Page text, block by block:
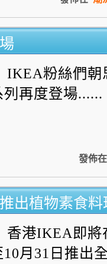
IKEA粉絲們朝
再度登場......
發佈在
出植物素食
香港IKEA即將
10月31日推出